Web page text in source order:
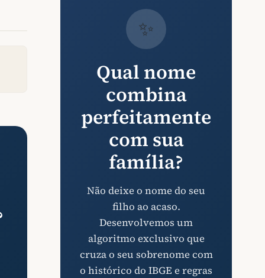
✨
Qual nome
combina
perfeitamente
com sua
família?
Não deixe o nome do seu
filho ao acaso.
Desenvolvemos um
algoritmo exclusivo que
cruza o seu sobrenome com
o histórico do IBGE e regras